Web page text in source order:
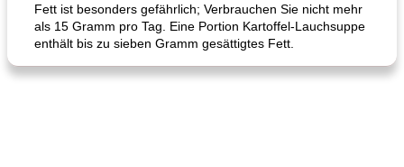
Fett ist besonders gefährlich; Verbrauchen Sie nicht mehr
als 15 Gramm pro Tag. Eine Portion Kartoffel-Lauchsuppe
enthält bis zu sieben Gramm gesättigtes Fett.